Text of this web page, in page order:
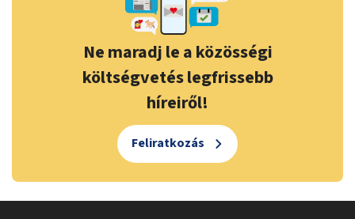
Ne maradj le a közösségi
költségvetés legfrissebb
híreiről!
Feliratkozás